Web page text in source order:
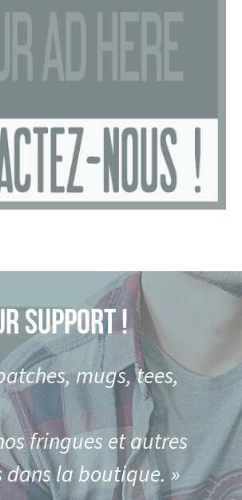
SUPPORT !
mugs, tees,
fringues et autres
dans la boutique. »